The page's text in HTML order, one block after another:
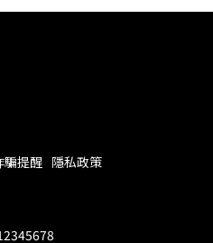
騙提醒 隱私政策